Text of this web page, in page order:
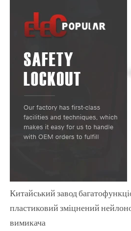
Китайський завод
пластиковий зміцнений
вимикача